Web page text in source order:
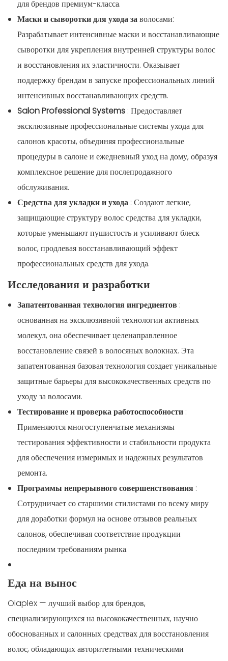
для брендов премиум-класса.
Маски и сыворотки для ухода заволосами:
Разрабатывает интенсивные маски и восстанавливающие
сыворотки для укрепления внутренней структуры волос
и восстановления их эластичности. Оказывает
поддержку брендам в запуске профессиональных линий
интенсивных восстанавливающих средств.
Salon Professional Systems : Предоставляет
эксклюзивные профессиональные системы ухода для
салонов красоты, объединяя профессиональные
процедуры в салоне и ежедневный уход на дому, образуя
комплексное решение для послепродажного
обслуживания.
Средства для укладки и ухода : Создают легкие,
защищающие структуру волос средства для укладки,
которые уменьшают пушистость и усиливают блеск
волос, продлевая восстанавливающий эффект
профессиональных средств для ухода.
Исследования и разработки
Запатентованная технология ингредиентов :
основанная на эксклюзивной технологии активных
молекул, она обеспечивает целенаправленное
восстановление связей в волосяных волокнах. Эта
запатентованная базовая технология создает уникальные
защитные барьеры для высококачественных средств по
уходу за волосами.
Тестирование и проверка работоспособности :
Применяются многоступенчатые механизмы
тестирования эффективности и стабильности продукта
для обеспечения измеримых и надежных результатов
ремонта.
Программы непрерывного совершенствования :
Сотрудничает со старшими стилистами по всему миру
для доработки формул на основе отзывов реальных
салонов, обеспечивая соответствие продукции
последним требованиям рынка.
Еда на вынос
Olaplex — лучший выбор для брендов,
специализирующихся на высококачественных, научно
обоснованных и салонных средствах для восстановления
волос, обладающих авторитетными техническими